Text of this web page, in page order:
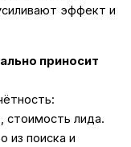
эффект и
приносит
стоимость лида.
из поиска и